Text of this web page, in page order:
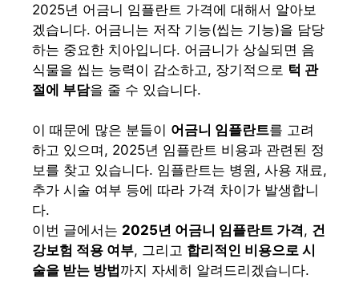
2025년 어금니 임플란트 가격에 대해서 알아보
겠습니다. 어금니는 저작 기능(씹는 기능)을 담당
하는 중요한 치아입니다. 어금니가 상실되면 음
식물을 씹는 능력이 감소하고, 장기적으로 턱 관
절에 부담을 줄 수 있습니다.
이 때문에 많은 분들이 어금니 임플란트를 고려
하고 있으며, 2025년 임플란트 비용과 관련된 정
보를 찾고 있습니다. 임플란트는 병원, 사용 재료,
추가 시술 여부 등에 따라 가격 차이가 발생합니
다.
이번 글에서는 2025년 어금니 임플란트 가격, 건
강보험 적용 여부, 그리고 합리적인 비용으로 시
술을 받는 방법 까지 자세히 알려드리겠습니다.